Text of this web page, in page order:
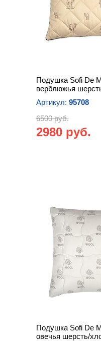
Подушка Sofi De
верблюжья
Артикул: 95708
6500 руб.
2980 руб.
Подушка Sofi De
овечья шерсть/